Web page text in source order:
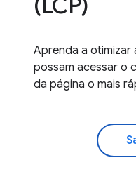
Aprenda a otimizar
possam acessar o
da página o mais